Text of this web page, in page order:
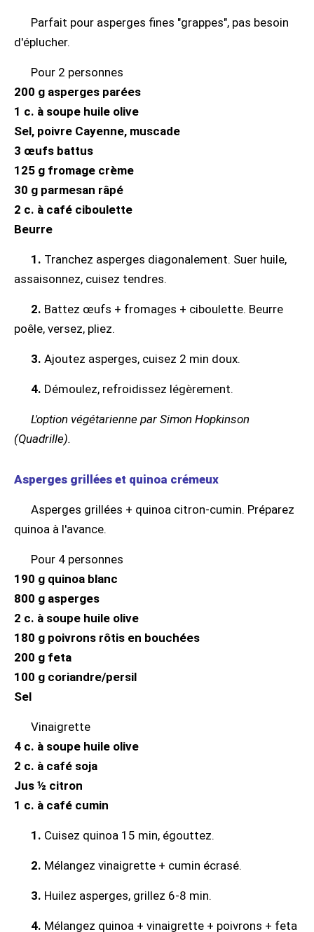
Parfait pour asperges fines "grappes", pas besoin
d'éplucher.
Pour 2 personnes
200 g asperges parées
1 c. à soupe huile olive
Sel, poivre Cayenne, muscade
3 œufs battus
125 g fromage crème
30 g parmesan râpé
2 c. à café ciboulette
Beurre
1. Tranchez asperges diagonalement. Suer huile,
assaisonnez, cuisez tendres.
2. Battez œufs + fromages + ciboulette. Beurre
poêle, versez, pliez.
3. Ajoutez asperges, cuisez 2 min doux.
4. Démoulez, refroidissez légèrement.
L'option végétarienne par Simon Hopkinson
(Quadrille).
Asperges grillées et quinoa crémeux
Asperges grillées + quinoa citron-cumin. Préparez
quinoa à l'avance.
Pour 4 personnes
190 g quinoa blanc
800 g asperges
2 c. à soupe huile olive
180 g poivrons rôtis en bouchées
200 g feta
100 g coriandre/persil
Sel
Vinaigrette
4 c. à soupe huile olive
2 c. à café soja
Jus ½ citron
1 c. à café cumin
1. Cuisez quinoa 15 min, égouttez.
2. Mélangez vinaigrette + cumin écrasé.
3. Huilez asperges, grillez 6-8 min.
4. Mélangez quinoa + vinaigrette + poivrons + feta